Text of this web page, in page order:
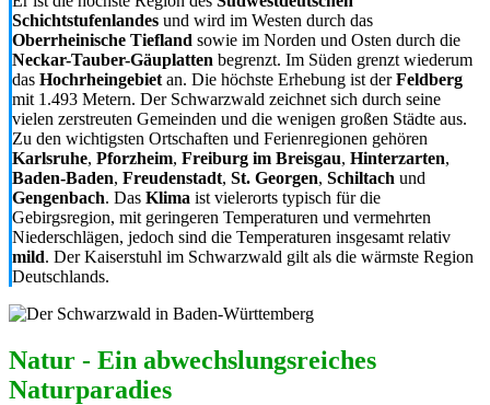
Schichtstufenlandes und wird im Westen durch das
Oberrheinische Tiefland sowie im Norden und Osten durch die
Neckar-Tauber-Gäuplatten begrenzt. Im Süden grenzt wiederum
das Hochrheingebiet an. Die höchste Erhebung ist derFeldberg
mit 1.493 Metern. Der Schwarzwald zeichnet sich durch seine
vielen zerstreuten Gemeinden und die wenigen großen Städte aus.
Zu den wichtigsten Ortschaften und Ferienregionen gehören
Karlsruhe, Pforzheim, Freiburg im Breisgau, Hinterzarten,
Baden-Baden, Freudenstadt, St. Georgen, Schiltach und
Gengenbach. Das Klima ist vielerorts typisch für die
Gebirgsregion, mit geringeren Temperaturen und vermehrten
Niederschlägen, jedoch sind die Temperaturen insgesamt relativ
mild. Der Kaiserstuhl im Schwarzwald gilt als die wärmste Region
Deutschlands.
Natur - Ein abwechslungsreiches
Naturparadies